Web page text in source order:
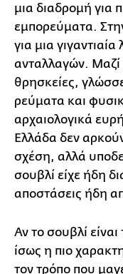
μια διαδρομή για
εμπορεύματα.
για μια
ανταλλαγών. Μαζί
θρησκείες,
ρεύματα και
αρχαιολογικά
Ελλάδα δεν
σχέση, αλλά
σουβλί είχε ήδη
αποστάσεις ήδη
Αν το σουβλί
ίσως η πιο
τον τρόπο που